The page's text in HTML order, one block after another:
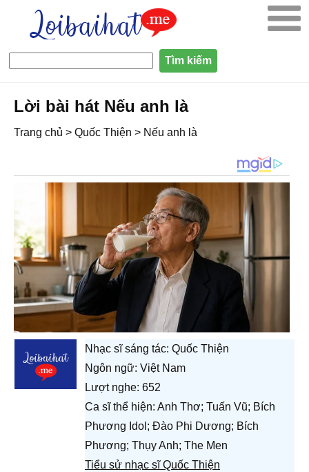
Lời bài hát Nếu anh là
Trang chủ > Quốc Thiện > Nếu anh là
Nhạc sĩ sáng tác: Quốc Thiện
Ngôn ngữ: Việt Nam
Lượt nghe: 652
Ca sĩ thể hiện: Anh Thơ; Tuấn Vũ; Bích
Phương Idol; Đào Phi Dương; Bích
Phương; Thụy Anh; The Men
Tiểu sử nhạc sĩ Quốc Thiện